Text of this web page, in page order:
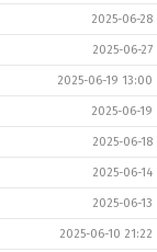
2025-06-28
2025-06-27
2025-06-19 13:00
2025-06-19
2025-06-18
2025-06-14
2025-06-13
2025-06-10 21:22